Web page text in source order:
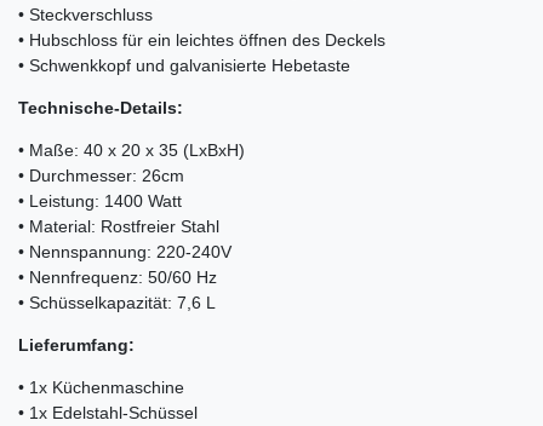
• Steckverschluss
• Hubschloss für ein leichtes öffnen des Deckels
• Schwenkkopf und galvanisierte Hebetaste
Technische-Details:
• Maße: 40 x 20 x 35 (LxBxH)
• Durchmesser: 26cm
• Leistung: 1400 Watt
• Material: Rostfreier Stahl
• Nennspannung: 220-240V
• Nennfrequenz: 50/60 Hz
• Schüsselkapazität: 7,6 L
Lieferumfang:
• 1x Küchenmaschine
• 1x Edelstahl-Schüssel